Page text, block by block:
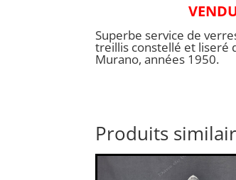
Superbe service de
treillis constellé et liseré
Murano, années 1950.
Produits